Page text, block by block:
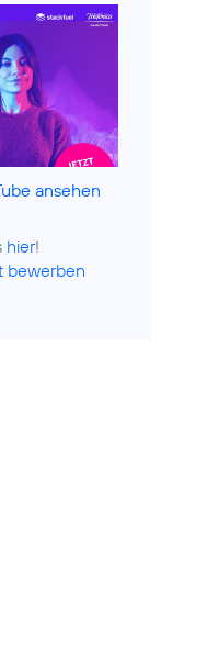
ansehen
hier!
bewerben